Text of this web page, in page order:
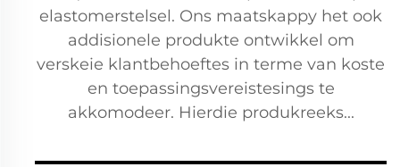
elastomerstelsel. Ons maatskappy het ook
addisionele produkte ontwikkel om
verskeie klantbehoeftes in terme van koste
en toepassingsvereistesings te
akkomodeer. Hierdie produkreeks...